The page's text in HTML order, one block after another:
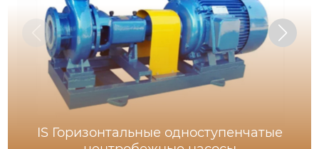
IS Горизонтальные одноступенчатые